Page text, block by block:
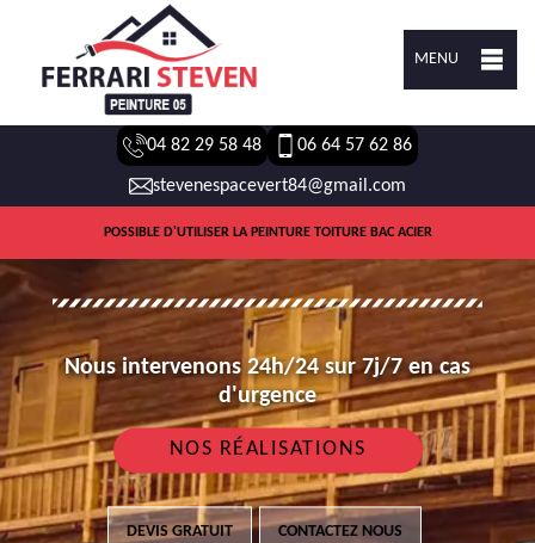
MENU
04 82 29 58 48 06 64 57 62 86
stevenespacevert84@gmail.com
POSSIBLE D'UTILISER LA PEINTURE TOITURE BAC ACIER
Nous intervenons 24h/24 sur 7j/7 en cas
d'urgence
NOS RÉALISATIONS
DEVIS GRATUIT CONTACTEZ NOUS